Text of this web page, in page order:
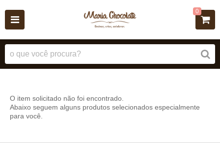
0
O item solicitado não foi encontrado.
Abaixo seguem alguns produtos selecionados especialmente
para você.